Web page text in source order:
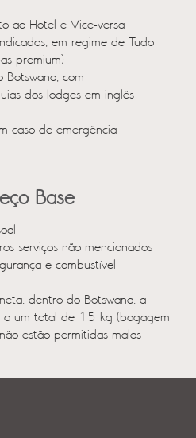
ao Hotel e Vice-versa
em regime de Tudo
premium)
Botswana, com
dos lodges em inglês
caso de emergência
Base
serviços não mencionados
e combustível
dentro do Botswana, a
a um total de 15 kg (bagagem
estão permitidas malas